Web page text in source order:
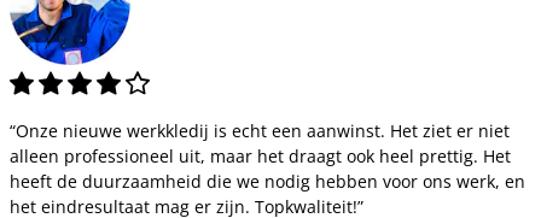
“Onze nieuwe werkkledij is echt een aanwinst. Het ziet er niet
alleen professioneel uit, maar het draagt ook heel prettig. Het
heeft de duurzaamheid die we nodig hebben voor ons werk, en
het eindresultaat mag er zijn. Topkwaliteit!”